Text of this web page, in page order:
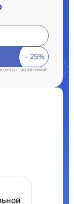
c политикой